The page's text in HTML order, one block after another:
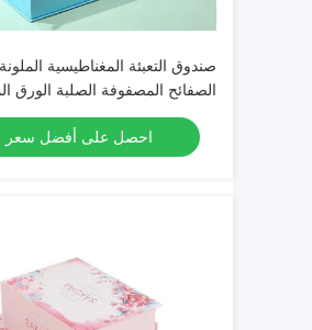
صندوق التعبئة المغناطيسية
الصفائح المصفوفة الصلبة الورق
صندوق الهدايا
احصل على أفضل سعر